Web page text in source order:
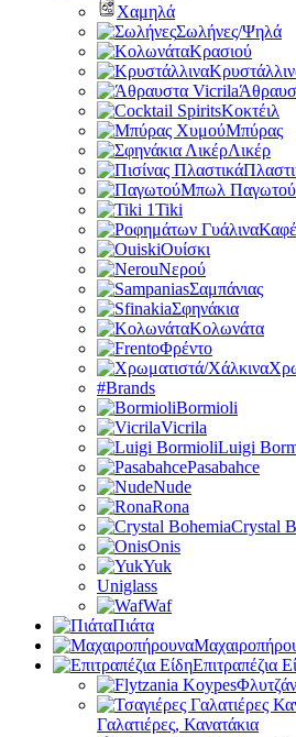
Χαμηλά
Σωλήνες/Ψηλά
Κρασιού
Κοκτέιλ
Μπύρας
Λικέρ
Μπωλ Παγωτού
Tiki
Καφέ
Ουίσκι
Νερού
Σαμπάνιας
Σφηνάκια
Κολωνάτα
Φρέντο
#Brands
Bormioli
Vicrila
Luigi
Pasabahce
Nude
Rona
Crystal
Onis
Yuk
Uniglass
Waf
Πιάτα
Επιτραπέζια
Γαλατιέρες, Κανατάκια